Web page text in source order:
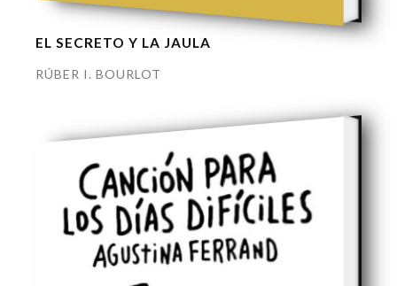
EL SECRETO Y LA JAULA
RÚBER I. BOURLOT